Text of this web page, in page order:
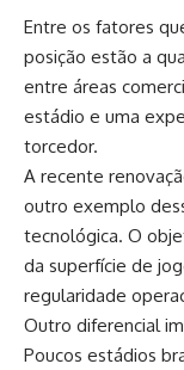
Entre os fatores
posição estão a
entre áreas
estádio e uma
torcedor.
A recente
outro exemplo
tecnológica. O
da superfície de
regularidade
Outro diferencial
Poucos estádios